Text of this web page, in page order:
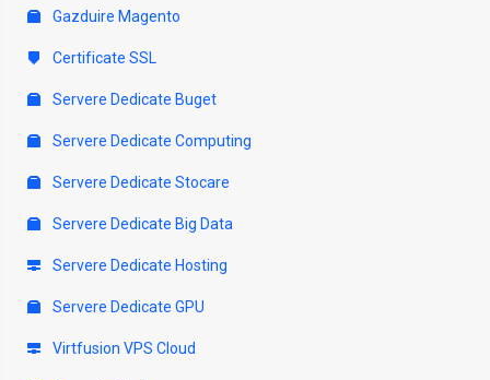
Gazduire Magento
Certificate SSL
Servere Dedicate Buget
Servere Dedicate Computing
Servere Dedicate Stocare
Servere Dedicate Big Data
Servere Dedicate Hosting
Servere Dedicate GPU
Virtfusion VPS Cloud